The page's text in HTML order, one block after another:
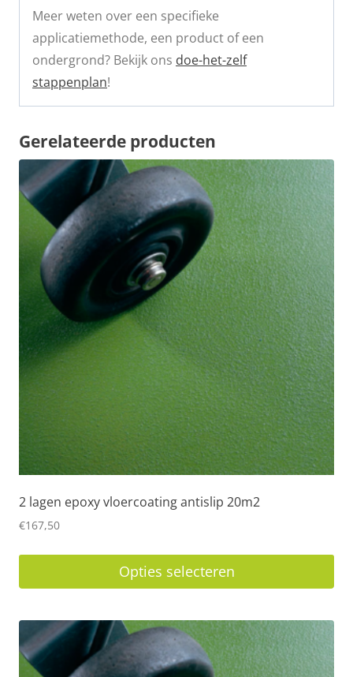
Meer weten over een specifieke
applicatiemethode, een product of een
ondergrond? Bekijk ons doe-het-zelf
stappenplan!
Gerelateerde producten
2 lagen epoxy vloercoating antislip 20m2
€167,50
Opties selecteren
product
heeft
meerdere